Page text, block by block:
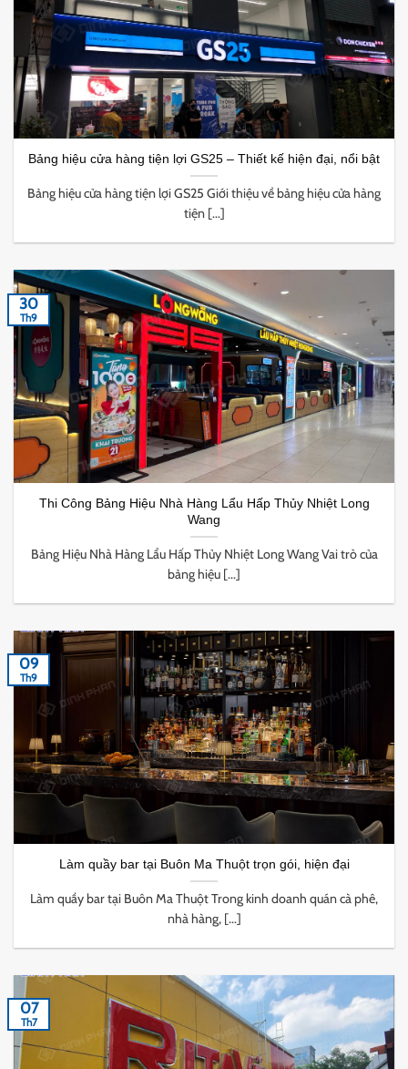
Bảng hiệu cửa hàng tiện lợi GS25 – Thiết kế hiện đại, nổi bật
Bảng hiệu cửa hàng tiện lợi GS25 Giới thiệu về bảng hiệu cửa hàng
tiện [...]
Thi Công Bảng Hiệu Nhà Hàng Lẩu Hấp Thủy Nhiệt Long
Wang
Bảng Hiệu Nhà Hàng Lẩu Hấp Thủy Nhiệt Long Wang Vai trò của
bảng hiệu [...]
30
Th9
Làm quầy bar tại Buôn Ma Thuột trọn gói, hiện đại
Làm quầy bar tại Buôn Ma Thuột Trong kinh doanh quán cà phê,
nhà hàng, [...]
09
Th9
07
Th7